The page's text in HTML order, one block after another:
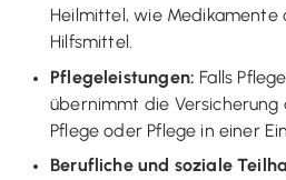
Heilmittel, wie
Hilfsmittel.
Pflegeleistungen: Falls
übernimmt die Versicherung
Pflege oder Pflege in einer
Berufliche und soziale